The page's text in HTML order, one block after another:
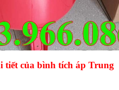
tiết của bình tích áp Trung